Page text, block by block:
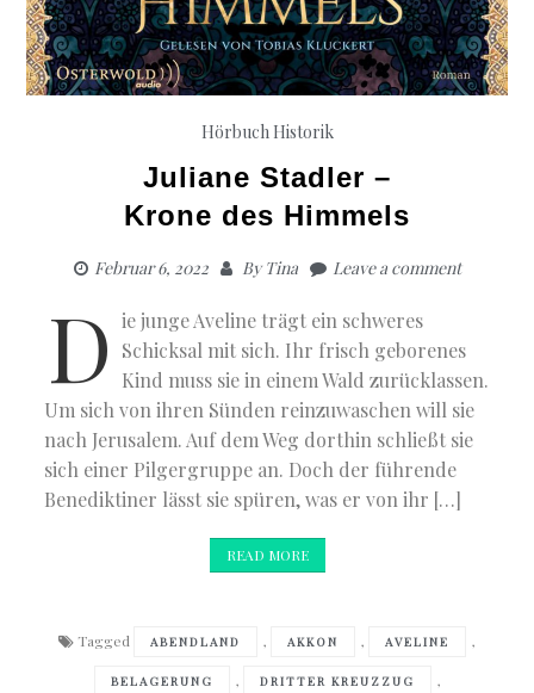
Hörbuch Historik
Juliane Stadler –
Krone des Himmels
Februar 6, 2022 ByTina Leave a comment
D ie junge Aveline trägt ein schweres
Schicksal mit sich. Ihr frisch geborenes
Kind muss sie in einem Wald zurücklassen.
Um sich von ihren Sünden reinzuwaschen will sie
nach Jerusalem. Auf dem Weg dorthin schließt sie
sich einer Pilgergruppe an. Doch der führende
Benediktiner lässt sie spüren, was er von ihr […]
READ MORE
Tagged ABENDLAND , AKKON , AVELINE ,
BELAGERUNG , DRITTER KREUZZUG ,